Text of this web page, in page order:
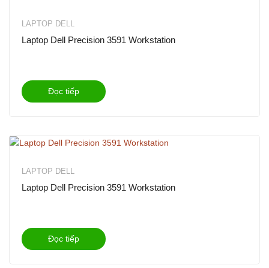
LAPTOP DELL
Laptop Dell Precision 3591 Workstation
Đọc tiếp
LAPTOP DELL
Laptop Dell Precision 3591 Workstation
Đọc tiếp